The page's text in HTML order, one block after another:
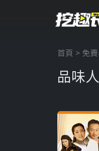
首頁 > 免
品味